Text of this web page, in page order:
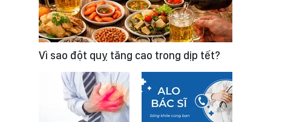
Vì sao đột quỵ tăng cao trong dịp tết?